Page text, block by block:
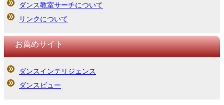
ダンス教室サーチについて
リンクについて
お薦めサイト
ダンスインテリジェンス
ダンスビュー